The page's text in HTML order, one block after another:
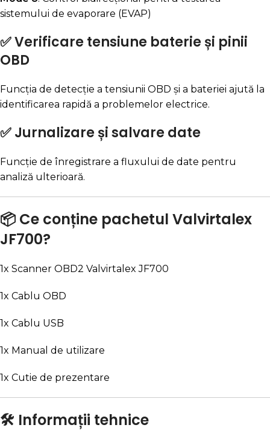
sistemului de evaporare (EVAP)
✅Verificare tensiune baterie și pinii
OBD
Funcția de detecție a tensiunii OBD și a bateriei ajută la
identificarea rapidă a problemelor electrice.
✅Jurnalizare și salvare date
Funcție de înregistrare a fluxului de date pentru
analiză ulterioară.
📦 Ce conține pachetul Valvirtalex
JF700?
1x Scanner OBD2 Valvirtalex JF700
1x Cablu OBD
1x Cablu USB
1x Manual de utilizare
1x Cutie de prezentare
🛠️ Informații tehnice